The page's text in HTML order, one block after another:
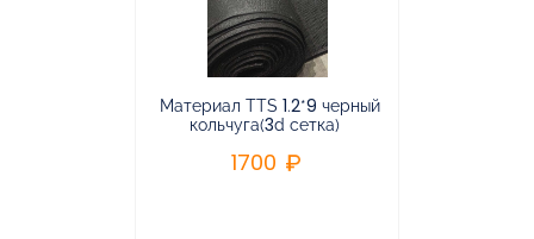
Материал TTS 1.2*9 черный
кольчуга(3d сетка)
1700